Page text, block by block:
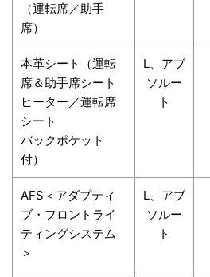
（運転席／助手
席）
本革シート（運転
席＆助手席シート
ヒーター／運転席
シート
バックポケット
付）
L、アブ
ソルー
ト
AFS＜アダプティ
ブ・フロントライ
ティングシステム
＞
L、アブ
ソルー
ト